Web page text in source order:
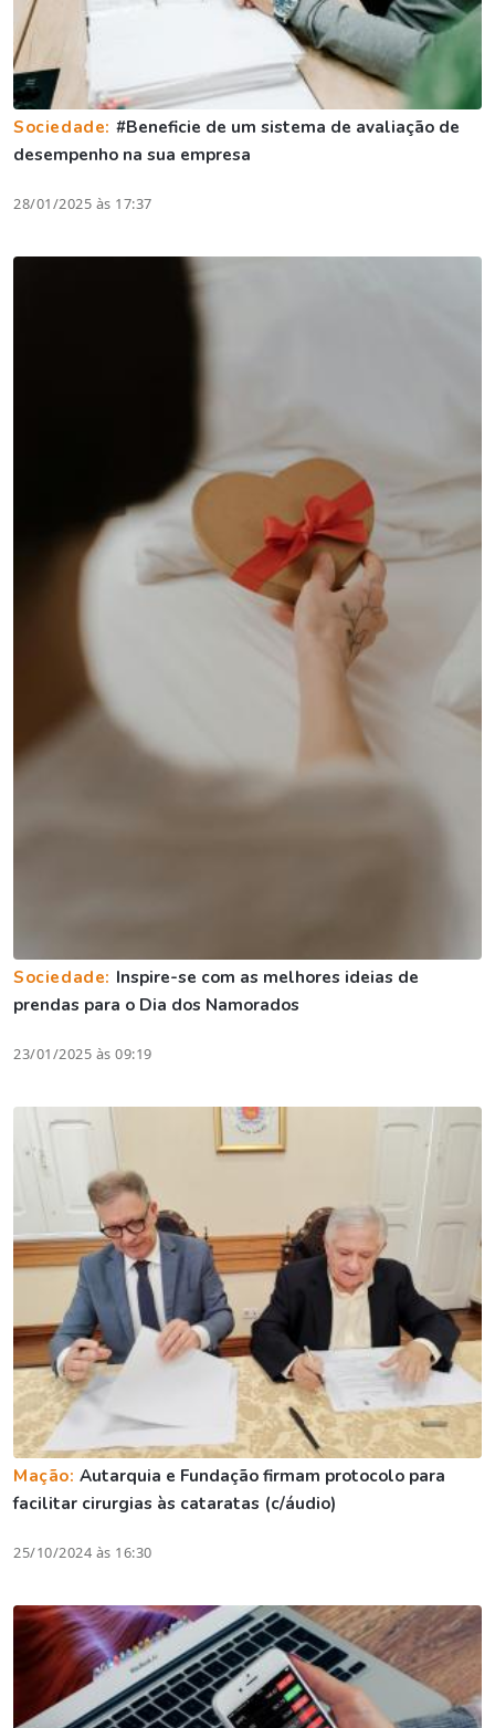
Sociedade: #Beneficie de um sistema de avaliação de
desempenho na sua empresa
28/01/2025 às 17:37
Sociedade: Inspire-se com as melhores ideias de
prendas para o Dia dos Namorados
23/01/2025 às 09:19
Mação:Autarquia e Fundação firmam protocolo para
facilitar cirurgias às cataratas (c/áudio)
25/10/2024 às 16:30